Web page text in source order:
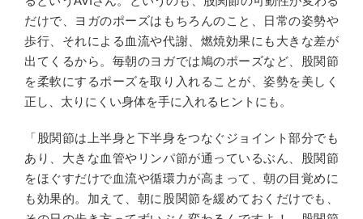
だけで、ヨガのポーズはもちろんのこと、日常の姿勢や
歩行、それによる血流や代謝、燃焼効果にも大きな差が
出てくるから。毎朝のヨガでは鳩のポーズなど、股関節
を柔軟にするポーズを取り入れることが、姿勢を美しく
正し、太りにくい身体を手に入れるヒントにも。
「股関節は上半身と下半身をつなぐジョイント部分でも
あり、大きな血管やリンパ節が通っているぶん、股関節
をほぐすだけで血流や循環力が高まって、朝の目覚めに
も効果的。加えて、朝に股関節を緩めておくだけでも、